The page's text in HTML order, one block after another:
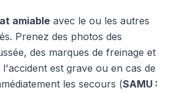
amiable avec le ou les autres
Prenez des photos des
des marques de freinage et
l'accident est grave ou en cas de
les secours (SAMU :